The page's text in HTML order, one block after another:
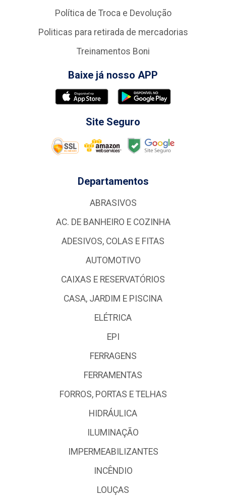
Política de Troca e Devolução
Politicas para retirada de mercadorias
Treinamentos Boni
Baixe já nosso APP
Site Seguro
Departamentos
ABRASIVOS
AC. DE BANHEIRO E COZINHA
ADESIVOS, COLAS E FITAS
AUTOMOTIVO
CAIXAS E RESERVATÓRIOS
CASA, JARDIM E PISCINA
ELÉTRICA
EPI
FERRAGENS
FERRAMENTAS
FORROS, PORTAS E TELHAS
HIDRÁULICA
ILUMINAÇÃO
IMPERMEABILIZANTES
INCÊNDIO
LOUÇAS